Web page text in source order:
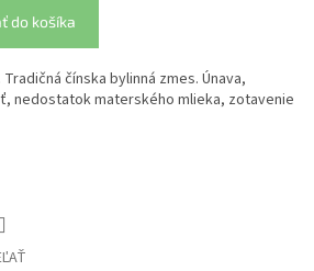
do košíka
čínska bylinná zmes. Únava,
nedostatok materského mlieka, zotavenie